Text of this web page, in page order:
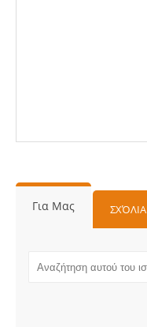
Για Μας ΣΧΌΛΙΑ